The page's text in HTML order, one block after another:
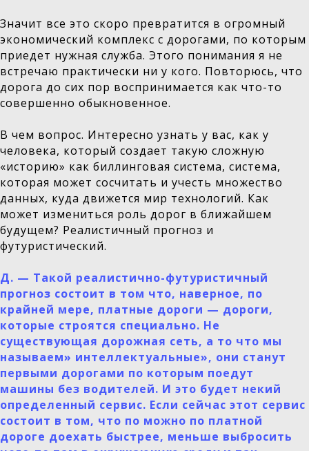
Значит все это скоро превратится в огромный
экономический комплекс с дорогами, по которым
приедет нужная служба. Этого понимания я не
встречаю практически ни у кого. Повторюсь, что
дорога до сих пор воспринимается как что-то
совершенно обыкновенное.
В чем вопрос. Интересно узнать у вас, как у
человека, который создает такую сложную
«историю» как биллинговая система, система,
которая может сосчитать и учесть множество
данных, куда движется мир технологий. Как
может измениться роль дорог в ближайшем
будущем? Реалистичный прогноз и
футуристический.
Д. — Такой реалистично-футуристичный
прогноз состоит в том что, наверное, по
крайней мере, платные дороги — дороги,
которые строятся специально. Не
существующая дорожная сеть, а то что мы
называем» интеллектуальные», они станут
первыми дорогами по которым поедут
машины без водителей. И это будет некий
определенный сервис. Если сейчас этот сервис
состоит в том, что по можно по платной
дороге доехать быстрее, меньше выбросить